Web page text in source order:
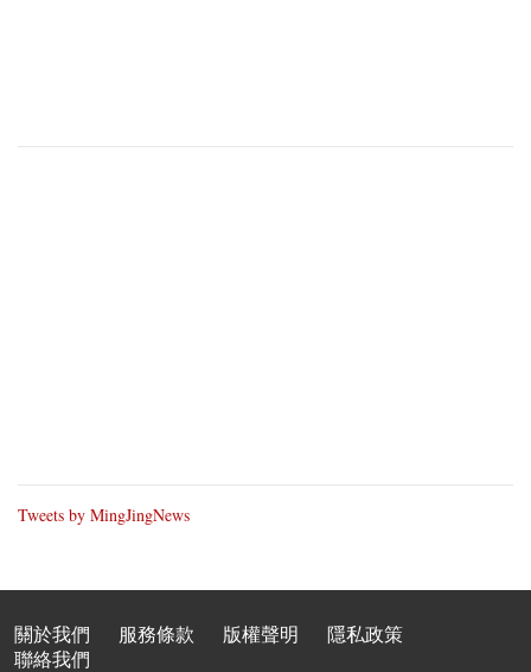
Tweets by MingJingNews
關於我們 服務條款 版權聲明
隱私政策
聯絡我們